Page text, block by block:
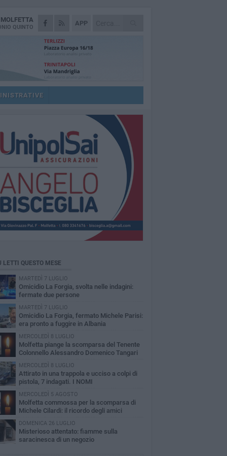
APP
MOLFETTA
QUINTO
LETTI QUESTO MESE
MARTEDÌ 7 LUGLIO
Omicidio La Forgia, svolta nelle indagini:
fermate due persone
MARTEDÌ 7 LUGLIO
Omicidio La Forgia, fermato Michele Parisi:
era pronto a fuggire in Albania
MERCOLEDÌ 8 LUGLIO
Molfetta piange la scomparsa del Tenente
Colonnello Alessandro Domenico Tangari
MERCOLEDÌ 8 LUGLIO
Attirato in una trappola e ucciso a colpi di
pistola, 7 indagati. I NOMI
MERCOLEDÌ 5 AGOSTO
Molfetta commossa per la scomparsa di
Michele Cilardi: il ricordo degli amici
DOMENICA 26 LUGLIO
Misterioso attentato: fiamme sulla
saracinesca di un negozio